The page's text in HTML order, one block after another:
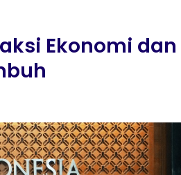
Ekonomi dan